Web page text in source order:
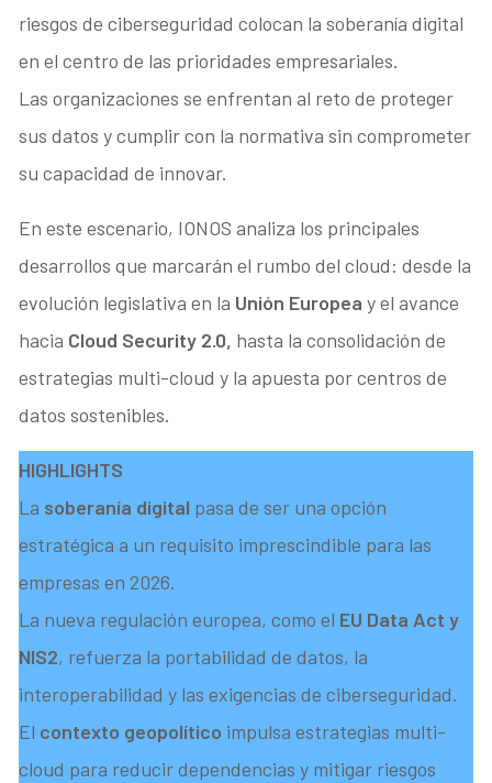
riesgos de ciberseguridad colocan la soberanía digital
en el centro de las prioridades empresariales.
Las organizaciones se enfrentan al reto de proteger
sus datos y cumplir con la normativa sin comprometer
su capacidad de innovar.
En este escenario, IONOS analiza los principales
desarrollos que marcarán el rumbo del cloud: desde la
evolución legislativa en la Unión Europeay el avance
hacia Cloud Security 2.0, hasta la consolidación de
estrategias multi-cloud y la apuesta por centros de
datos sostenibles.
HIGHLIGHTS
La soberanía digital pasa de ser una opción
estratégica a un requisito imprescindible para las
empresas en 2026.
La nueva regulación europea, como el EU Data Act y
NIS2, refuerza la portabilidad de datos, la
interoperabilidad y las exigencias de ciberseguridad.
El contexto geopolítico impulsa estrategias multi-
cloud para reducir dependencias y mitigar riesgos